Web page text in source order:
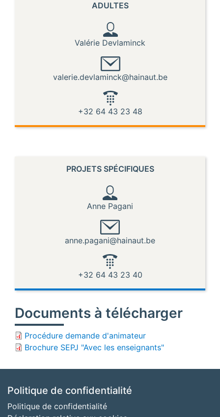
ADULTES
Valérie Devlaminck
valerie.devlaminck@hainaut.be
+32 64 43 23 48
PROJETS SPÉCIFIQUES
Anne Pagani
anne.pagani@hainaut.be
+32 64 43 23 40
Documents à télécharger
Procédure demande d'animateur
Brochure SEPJ "Avec les enseignants"
Politique de confidentialité
Politique de confidentialité